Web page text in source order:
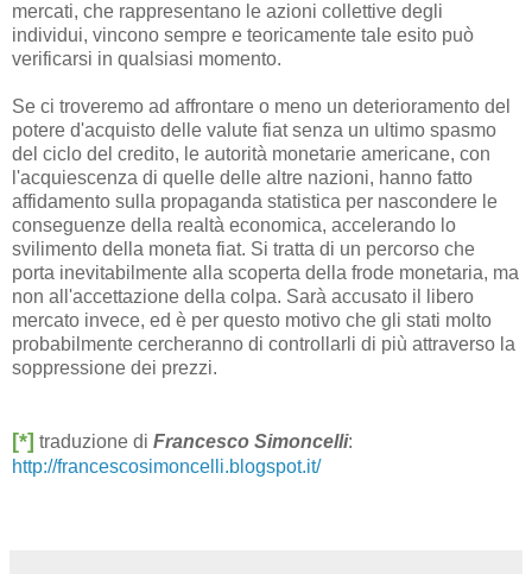
mercati, che rappresentano le azioni collettive degli
individui, vincono sempre e teoricamente tale esito può
verificarsi in qualsiasi momento.
Se ci troveremo ad affrontare o meno un deterioramento del
potere d'acquisto delle valute fiat senza un ultimo spasmo
del ciclo del credito, le autorità monetarie americane, con
l'acquiescenza di quelle delle altre nazioni, hanno fatto
affidamento sulla propaganda statistica per nascondere le
conseguenze della realtà economica, accelerando lo
svilimento della moneta fiat. Si tratta di un percorso che
porta inevitabilmente alla scoperta della frode monetaria, ma
non all'accettazione della colpa. Sarà accusato il libero
mercato invece, ed è per questo motivo che gli stati molto
probabilmente cercheranno di controllarli di più attraverso la
soppressione dei prezzi.
[*] traduzione di Francesco Simoncelli:
http://francescosimoncelli.blogspot.it/